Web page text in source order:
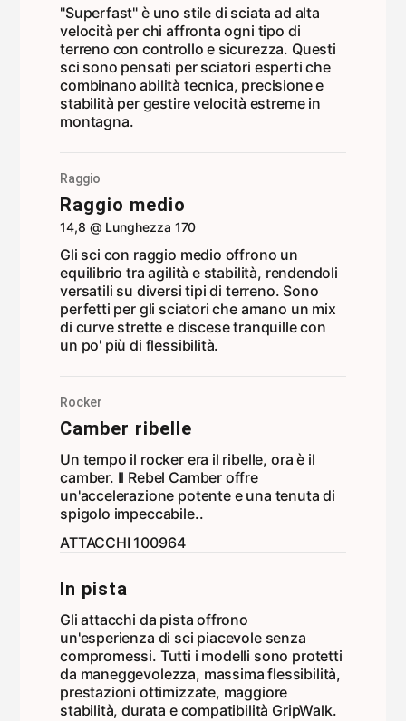
"Superfast" è uno stile di sciata ad alta
velocità per chi affronta ogni tipo di
terreno con controllo e sicurezza. Questi
sci sono pensati per sciatori esperti che
combinano abilità tecnica, precisione e
stabilità per gestire velocità estreme in
montagna.
Raggio
Raggio medio
14,8 @ Lunghezza 170
Gli sci con raggio medio offrono un
equilibrio tra agilità e stabilità, rendendoli
versatili su diversi tipi di terreno. Sono
perfetti per gli sciatori che amano un mix
di curve strette e discese tranquille con
un po' più di flessibilità.
Rocker
Camber ribelle
Un tempo il rocker era il ribelle, ora è il
camber. Il Rebel Camber offre
un'accelerazione potente e una tenuta di
spigolo impeccabile..
ATTACCHI 100964
In pista
Gli attacchi da pista offrono
un'esperienza di sci piacevole senza
compromessi. Tutti i modelli sono protetti
da maneggevolezza, massima flessibilità,
prestazioni ottimizzate, maggiore
stabilità, durata e compatibilità GripWalk.